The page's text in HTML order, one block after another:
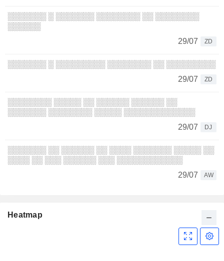
░░░░░░░ ░ ░░░░░░░ ░░░░░░░░ ░░ ░░░░░░░░
░░░░░░
29/07
ZD
░░░░░░░ ░ ░░░░░░░░░ ░░░░░░░░ ░░ ░░░░░░░░░
29/07
ZD
░░░░░░░░ ░░░░░ ░░ ░░░░░░ ░░░░░░ ░░
░░░░░░░ ░░░░░░░░ ░░░░░ ░░░░░░░░░░░░░
29/07
DJ
░░░░░░░ ░░ ░░░░░░ ░░ ░░░░ ░░░░░░░ ░░░░░ ░░
░░░░ ░░ ░░░ ░░░░░░ ░░░ ░░░░░░░░░░░░
29/07
AW
Heatmap